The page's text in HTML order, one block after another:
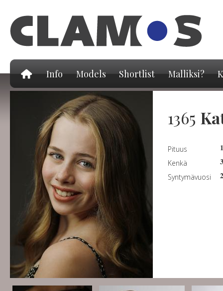
Info Models Shortlist Malliksi?
1365
Pituus
Kenkä
Syntymävuosi